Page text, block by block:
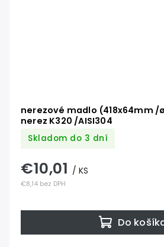
nerezové madlo (418x64mm /
nerez K320 /AISI304
Skladom do 3 dní
€8,14 bez DPH
€10,01 / KS
Do